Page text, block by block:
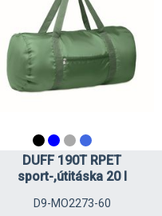
DUFF 190T RPET
sport-,útitáska 20 l
D9-MO2273-60